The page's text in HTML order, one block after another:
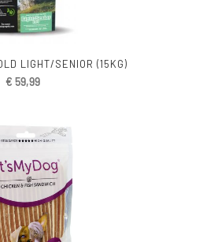
LIGHT/SENIOR (15KG)
€ 59,99